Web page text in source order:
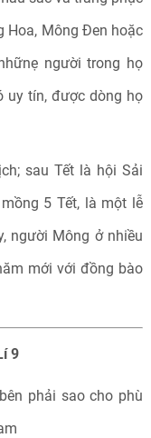
Hoa, Mông Đen hoặc
người trong họ
uy tín, được dòng họ
sau Tết là hội Sải
5 Tết, là một lễ
người Mông ở nhiều
mới với đồng bào
9
phải sao cho phù